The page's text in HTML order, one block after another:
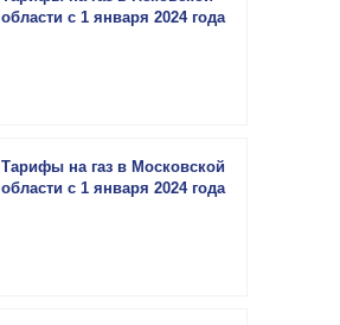
области с 1 января 2024 года
Тарифы на газ в Московской
области с 1 января 2024 года